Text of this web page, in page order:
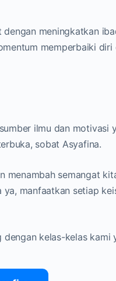
meningkatkan
memperbaiki
ilmu dan motivasi
sobat Asyafina.
menambah semangat
manfaatkan setiap
kelas-kelas kami